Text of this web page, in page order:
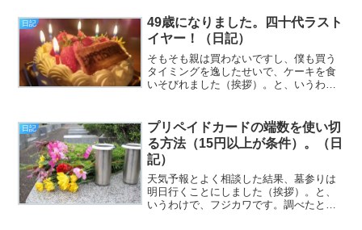
しはできないのですが）なまじその理由
を知っているだけに、時々...
日記
49歳になりました。四十代ラスト
イヤー！（日記）
そもそも親は買わないですし、僕も買う
タイミングを逸したせいで、ケーキを食
いそびれました（挨拶）。と、いうわけ
ら、書かない人にとってはハードルが高
いらしいと知って「...
日記
プリペイドカードの端数を使い切
る方法（15円以上が条件）。（日
記）
天気予報とよく相談した結果、墓参りは
明日行くことにしました（挨拶）。と、
いうわけで、フジカワです。調べたとこ